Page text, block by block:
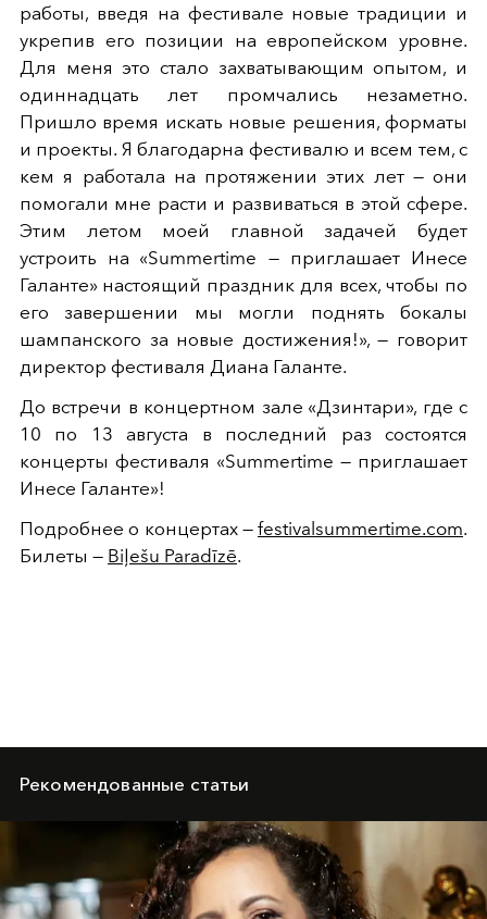
работы, введя на фестивале новые традиции и
укрепив его позиции на европейском уровне.
Для меня это стало захватывающим опытом, и
одиннадцать лет промчались незаметно.
Пришло время искать новые решения, форматы
и проекты. Я благодарна фестивалю и всем тем, с
кем я работала на протяжении этих лет — они
помогали мне расти и развиваться в этой сфере.
Этим летом моей главной задачей будет
устроить на «Summertime — приглашает Инесе
Галанте» настоящий праздник для всех, чтобы по
его завершении мы могли поднять бокалы
шампанского за новые достижения!», — говорит
директор фестиваля Диана Галанте.
До встречи в концертном зале «Дзинтари», где с
10 по 13 августа в последний раз состоятся
концерты фестиваля «Summertime — приглашает
Инесе Галанте»!
Подробнее о концертах — festivalsummertime.com.
Билеты — Biļešu Paradīzē.
Рекомендованные статьи